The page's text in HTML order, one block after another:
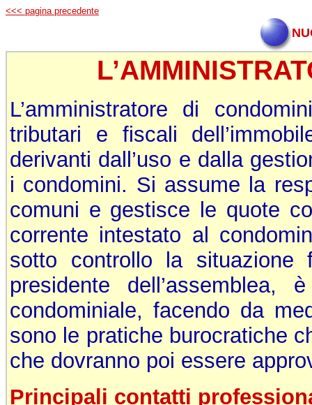
<<< pagina precedente
L’amministratore di
tributari e fiscali
derivanti dall’uso e dalla
i condomini. Si assume la
comuni e gestisce le quote
corrente intestato al
sotto controllo la situazione
presidente
condominiale, facendo da
sono le pratiche burocratiche
che dovranno poi essere
Principali contatti